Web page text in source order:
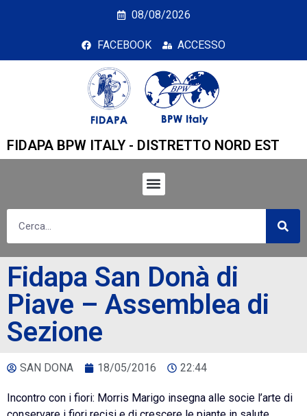
Fidapa San Donà di
08/08/2026
FACEBOOK ACCESSO
FIDAPA BPW ITALY - DISTRETTO NORD EST
Fidapa San Donà di
Piave – Assemblea di
Sezione
SAN DONA 18/05/2016 22:44
Incontro con i fiori: Morris Marigo insegna alle socie l’arte di